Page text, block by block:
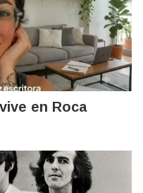
en Roca